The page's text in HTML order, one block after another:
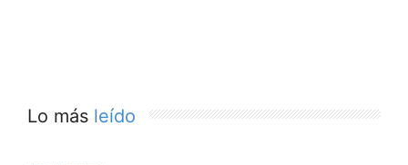
Lo más leído